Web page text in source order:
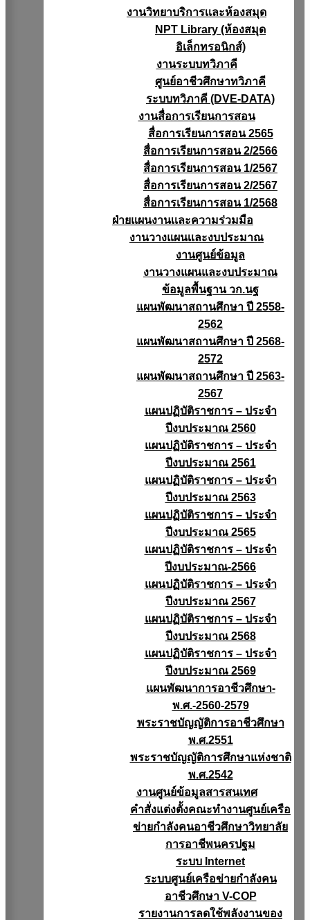
งานวิทยาบริการเเละห้องสมุด
NPT Library (ห้องสมุด
อิเล็กทรอนิกส์)
งานระบบทวิภาคี
ศูนย์อาชีวศึกษาทวิภาคี
ระบบทวิภาคี (DVE-DATA)
งานสื่อการเรียนการสอน
สื่อการเรียนการสอน 2565
สื่อการเรียนการสอน 2/2566
สื่อการเรียนการสอน 1/2567
สื่อการเรียนการสอน 2/2567
สื่อการเรียนการสอน 1/2568
ฝ่ายแผนงานเเละความร่วมมือ
งานวางแผนเเละงบประมาณ
งานศูนย์ข้อมูล
งานวางแผนและงบประมาณ
ข้อมูลพื้นฐาน วก.นฐ
แผนพัฒนาสถานศึกษา ปี 2558-
2562
แผนพัฒนาสถานศึกษา ปี 2568-
2572
แผนพัฒนาสถานศึกษา ปี 2563-
2567
แผนปฏิบัติราชการ – ประจำ
ปีงบประมาณ 2560
แผนปฏิบัติราชการ – ประจำ
ปีงบประมาณ 2561
แผนปฏิบัติราชการ – ประจำ
ปีงบประมาณ 2563
แผนปฏิบัติราชการ – ประจำ
ปีงบประมาณ 2565
แผนปฏิบัติราชการ – ประจำ
ปีงบประมาณ-2566
แผนปฏิบัติราชการ – ประจำ
ปีงบประมาณ 2567
แผนปฏิบัติราชการ – ประจำ
ปีงบประมาณ 2568
แผนปฏิบัติราชการ – ประจำ
ปีงบประมาณ 2569
แผนพัฒนาการอาชีวศึกษา-
พ.ศ.-2560-2579
พระราชบัญญัติการอาชีวศึกษา
พ.ศ.2551
พระราชบัญญัติการศึกษาแห่งชาติ
พ.ศ.2542
งานศูนย์ข้อมูลสารสนเทศ
คำสั่งแต่งตั้งคณะทำงานศูนย์เครือ
ข่ายกำลังคนอาชีวศึกษาวิทยาลัย
การอาชีพนครปฐม
ระบบ Internet
ระบบศูนย์เครือข่ายกำลังคน
อาชีวศึกษา V-COP
รายงานการลดใช้พลังงานของ